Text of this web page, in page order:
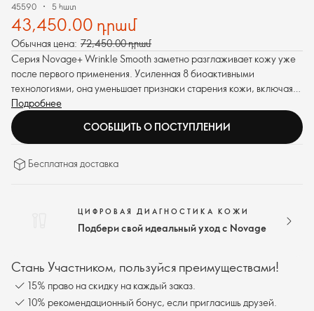
45590 5 հատ
43,450.00 դրամ
Обычная цена: 72,450.00 դրամ
Серия Novage+ Wrinkle Smooth заметно разглаживает кожу уже
после первого применения. Усиленная 8 биоактивными
технологиями, она уменьшает признаки старения кожи, включая
мимические и глубокие морщины, а также повышает упругость и
увлажнённость, благодаря чему кожа выглядит более молодой и
сияющей.
Подробнее
СООБЩИТЬ О ПОСТУПЛЕНИИ
Бесплатная доставка
ЦИФРОВАЯ ДИАГНОСТИКА КОЖИ
Подбери свой идеальный уход с Novage
Стань Участником, пользуйся преимуществами!
15% право на скидку на каждый заказ.
10% рекомендационный бонус, если пригласишь друзей.